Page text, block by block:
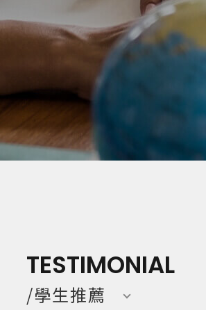
日本 Japan
澳洲 Australia
英國 UK/愛爾蘭 Ireland
美國 USA
寒暑假遊學團 Camp
TESTIMONIAL
/學生推薦